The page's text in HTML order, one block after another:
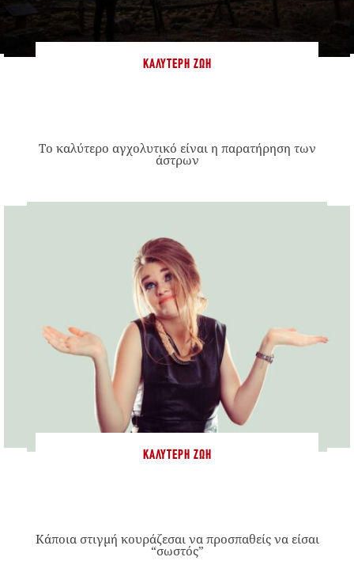
ΚΑΛΎΤΕΡΗ ΖΩΉ
Το καλύτερο αγχολυτικό είναι η παρατήρηση των
άστρων
ΚΑΛΎΤΕΡΗ ΖΩΉ
Κάποια στιγμή κουράζεσαι να προσπαθείς να είσαι
“σωστός”